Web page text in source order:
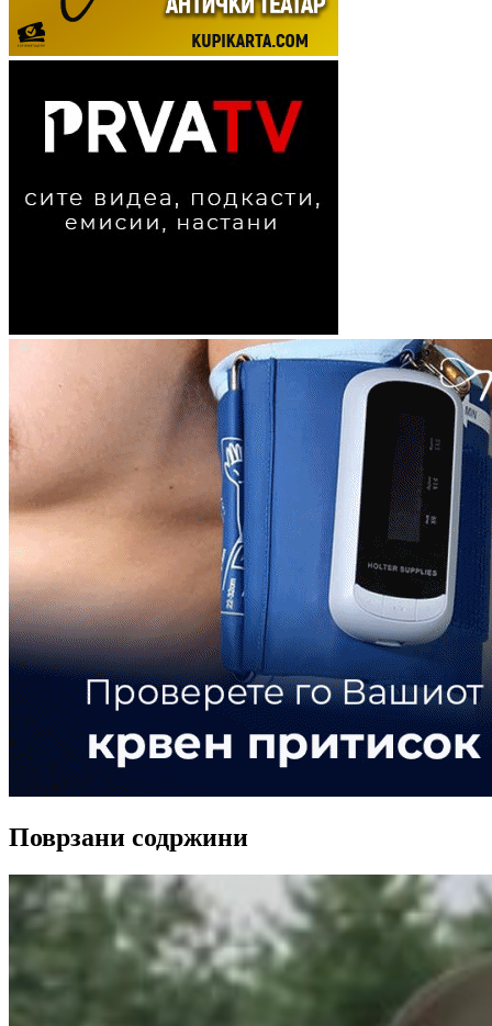
Поврзани содржини